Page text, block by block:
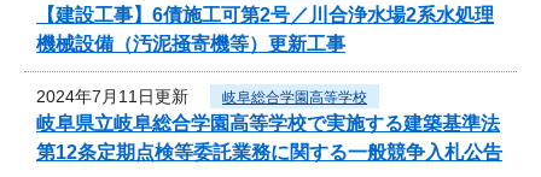
【建設工事】6債施工可第2号／川合浄水場2系水処理
機械設備（汚泥掻寄機等）更新工事
2024年7月11日更新 岐阜総合学園高等学校
岐阜県立岐阜総合学園高等学校で実施する建築基準法
第12条定期点検等委託業務に関する一般競争入札公告